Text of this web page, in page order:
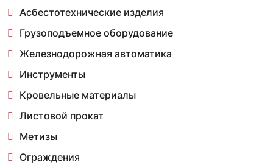
Асбестотехнические изделия
Грузоподъемное оборудование
Железнодорожная автоматика
Инструменты
Кровельные материалы
Листовой прокат
Метизы
Ограждения